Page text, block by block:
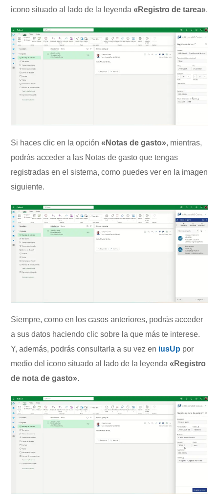
icono situado al lado de la leyenda«Registro de tarea».
Si haces clic en la opción«Notas de gasto», mientras,
podrás acceder a las Notas de gasto que tengas
registradas en el sistema, como puedes ver en la imagen
siguiente.
Siempre, como en los casos anteriores, podrás acceder
a sus datos haciendo clic sobre la que más te interese.
Y, además, podrás consultarla a su vez en iusUp por
medio del icono situado al lado de la leyenda«Registro
de nota de gasto».